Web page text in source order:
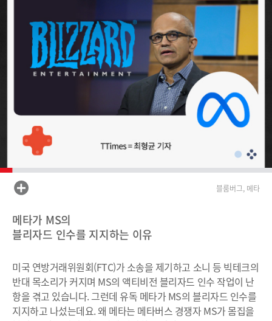
블룸버그, 메타
메타가 MS의
블리자드 인수를 지지하는 이유
미국 연방거래위원회(FTC)가 소송을 제기하고 소니 등 빅테크의
반대 목소리가 커지며 MS의 액티비전 블리자드 인수 작업이 난
항을 겪고 있습니다. 그런데 유독 메타가 MS의 블리자드 인수를
지지하고 나섰는데요. 왜 메타는 메타버스 경쟁자 MS가 몸집을